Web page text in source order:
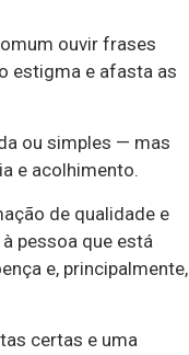
ouvir frases
estigma e afasta as
ou simples — mas
e acolhimento.
de qualidade e
pessoa que está
e, principalmente,
certas e uma